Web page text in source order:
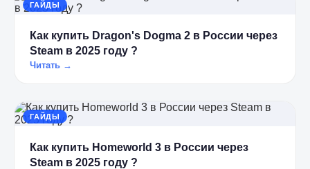
ГАЙДЫ
Как купить Dragon's Dogma 2 в России через
Steam в 2025 году ?
Читать →
ГАЙДЫ
Как купить Homeworld 3 в России через
Steam в 2025 году ?